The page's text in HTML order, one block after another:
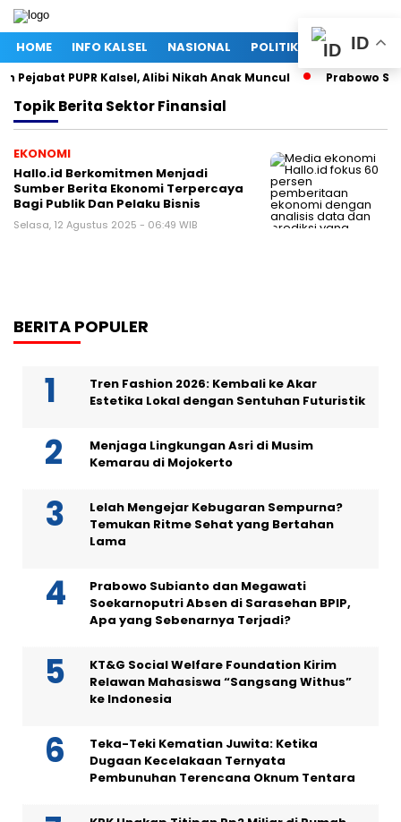
HOME INFO KALSEL NASIONAL POLITIK EKONOMI
Pejabat PUPR Kalsel, Alibi Nikah Anak Muncul Prabowo
TopikBerita Sektor Finansial
EKONOMI
Hallo.id Berkomitmen Menjadi
Sumber Berita Ekonomi Terpercaya
Bagi Publik Dan Pelaku Bisnis
Selasa, 12 Agustus 2025 - 06:49 WIB
BERITA POPULER
Tren Fashion 2026: Kembali ke Akar
Estetika Lokal dengan Sentuhan Futuristik
Menjaga Lingkungan Asri di Musim
Kemarau di Mojokerto
Lelah Mengejar Kebugaran Sempurna?
Temukan Ritme Sehat yang Bertahan
Lama
Prabowo Subianto dan Megawati
Soekarnoputri Absen di Sarasehan BPIP,
Apa yang Sebenarnya Terjadi?
KT&G Social Welfare Foundation Kirim
Relawan Mahasiswa “Sangsang Withus”
ke Indonesia
Teka-Teki Kematian Juwita: Ketika
Dugaan Kecelakaan Ternyata
Pembunuhan Terencana Oknum Tentara
ID